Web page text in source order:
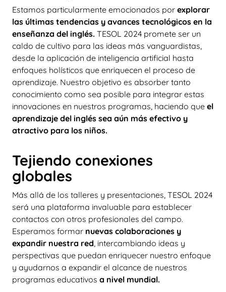
Estamos particularmente emocionados por explorar
las últimas tendencias y avances tecnológicos en la
enseñanza del inglés. TESOL 2024 promete ser un
caldo de cultivo para las ideas más vanguardistas,
desde la aplicación de inteligencia artificial hasta
enfoques holísticos que enriquecen el proceso de
aprendizaje. Nuestro objetivo es absorber tanto
conocimiento como sea posible para integrar estas
innovaciones en nuestros programas, haciendo que el
aprendizaje del inglés sea aún más efectivo y
atractivo para los niños.
Tejiendo conexiones
globales
Más allá de los talleres y presentaciones, TESOL 2024
será una plataforma invaluable para establecer
contactos con otros profesionales del campo.
Esperamos formar nuevas colaboraciones y
expandir nuestra red, intercambiando ideas y
perspectivas que puedan enriquecer nuestro enfoque
y ayudarnos a expandir el alcance de nuestros
programas educativos a nivel mundial.